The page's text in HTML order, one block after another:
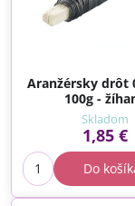
Aranžérsky drôt
100g -
Skladom
1,85 €
Do